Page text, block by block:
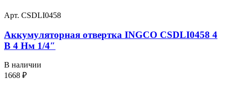
Арт. CSDLI0458
Аккумуляторная отвертка INGCO CSDLI0458 4
В 4 Нм 1/4″
В наличии
1668 ₽